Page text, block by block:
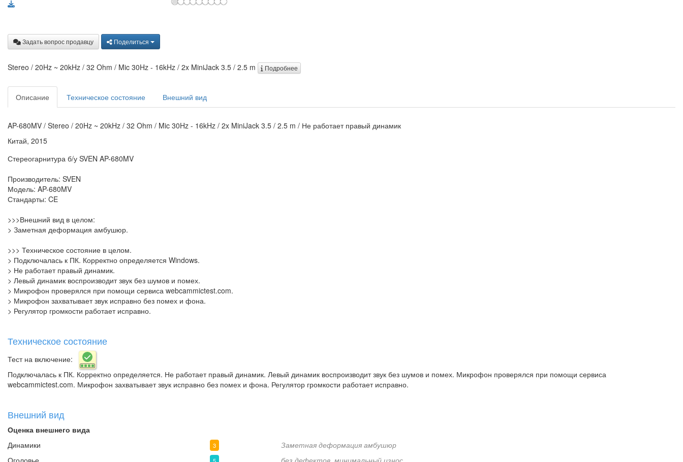
Задать вопрос продавцу Поделиться
Stereo / 20Hz ~ 20kHz / 32 Ohm / Mic 30Hz - 16kHz / 2x MiniJack 3.5 / 2.5 m Подробнее
Описание Техническое состояние Внешний вид
AP-680MV / Stereo / 20Hz ~ 20kHz / 32 Ohm / Mic 30Hz - 16kHz / 2x MiniJack 3.5 / 2.5 m / Не работает правый динамик
Китай, 2015
Стереогарнитура б/у SVEN AP-680MV
Производитель: SVEN
Модель: AP-680MV
Стандарты: CE
>>>Внешний вид в целом:
> Заметная деформация амбушюр.
>>> Техническое состояние в целом.
> Подключалась к ПК. Корректно определяется Windows.
> Не работает правый динамик.
> Левый динамик воспроизводит звук без шумов и помех.
> Микрофон проверялся при помощи сервиса webcammictest.com.
> Микрофон захватывает звук исправно без помех и фона.
> Регулятор громкости работает исправно.
Техническое состояние
Тест на включение:
Подключалась к ПК. Корректно определяется. Не работает правый динамик. Левый динамик воспроизводит звук без шумов и помех. Микрофон проверялся при помощи сервиса
webcammictest.com. Микрофон захватывает звук исправно без помех и фона. Регулятор громкости работает исправно.
Внешний вид
Оценка внешнего вида
Динамики
3
Заметная деформация амбушюр
Оголовье
без дефектов, минимальный износ